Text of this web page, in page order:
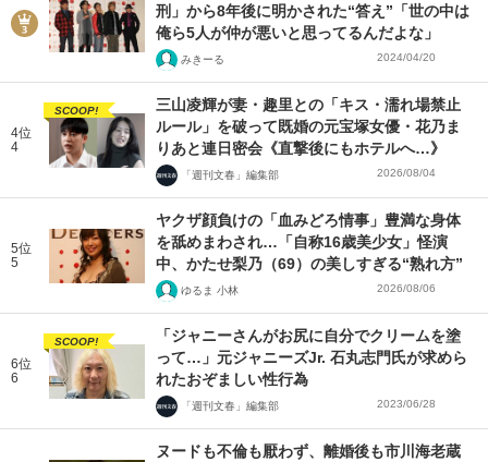
刑」から8年後に明かされた“答え”「世の中は
俺ら5人が仲が悪いと思ってるんだよな」
みきーる 2024/04/20
4位
4
SCOOP!
三山凌輝が妻・趣里との「キス・濡れ場禁止
ルール」を破って既婚の元宝塚女優・花乃ま
りあと連日密会《直撃後にもホテルへ…》
「週刊文春」編集部 2026/08/04
5位
5
ヤクザ顔負けの「血みどろ情事」豊満な身体
を舐めまわされ…「自称16歳美少女」怪演
中、かたせ梨乃（69）の美しすぎる“熟れ方”
ゆるま 小林 2026/08/06
6位
6
SCOOP!
「ジャニーさんがお尻に自分でクリームを塗
って…」元ジャニーズJr. 石丸志門氏が求めら
れたおぞましい性行為
「週刊文春」編集部 2023/06/28
ヌードも不倫も厭わず、離婚後も市川海老蔵